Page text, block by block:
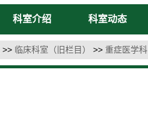
科室介绍 科室动态
>> 临床科室（旧栏目） >> 重症医学科